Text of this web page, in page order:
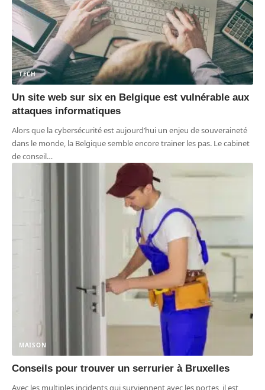
TECH
Un site web sur six en Belgique est vulnérable aux
attaques informatiques
Alors que la cybersécurité est aujourd’hui un enjeu de souveraineté
dans le monde, la Belgique semble encore trainer les pas. Le cabinet
de conseil…
MAISON
Conseils pour trouver un serrurier à Bruxelles
Avec les multiples incidents qui surviennent avec les portes, il est